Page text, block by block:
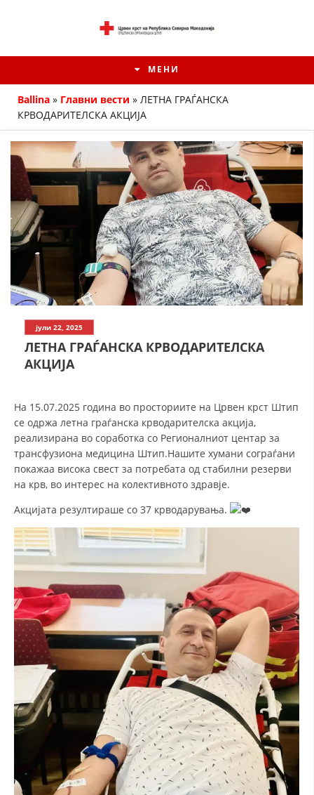
МЕНИ
ИСТОРИЈАТ НА ЦКРМ
ИСТОРИЈАТ НА ДВИЖЕЊЕТО
СТРУКТУРА НА ОРГАНИЗАЦИЈАТА
КОНТАКТ ИНФОРМАЦИИ
ЗАКОН ЗА ЦКРМ
СТАТУТ НА ЦКРМ
ОРГАНИЗАЦИЈА И РАЗВОЈ
РАКОВОДЕН ОДБОР
СТРУКТУРА И ОРГАНИЗАЦИОНА ПОСТАВЕНОСТ
ДИСЕМИНАЦИЈА
MЕЃУНАРОДНО ХУМАНИТАРНО ПРАВО
ПРОМОЦИЈА НА ХУМАНИ ВРЕДНОСТИ
УПОТРЕБА И ЗАШТИТА НА АМБЛЕМОТ
СОЦИЈАЛНО ХУМАНИТАРНА ДЕЈНОСТ
КАКО ДА ДОНИРАТЕ
Ballina » Главни вести » ЛЕТНА ГРАЃАНСКА
КРВОДАРИТЕЛСКА АКЦИЈА
јули 22, 2025
ЛЕТНА ГРАЃАНСКА КРВОДАРИТЕЛСКА
АКЦИЈА
На 15.07.2025 година во просториите на Црвен крст Штип
се одржа летна граѓанска крводарителска акција,
реализирана во соработка со Регионалниот центар за
трансфузиона медицина Штип.Нашите хумани сограѓани
покажаа висока свест за потребата од стабилни резерви
на крв, во интерес на колективното здравје.
Акцијата резултираше со 37 крводарувања.